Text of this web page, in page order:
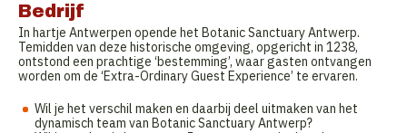
Bedrijf
In hartje Antwerpen opende het Botanic Sanctuary Antwerp.
Temidden van deze historische omgeving, opgericht in 1238,
ontstond een prachtige ‘bestemming’, waar gasten ontvangen
worden om de ‘Extra-Ordinary Guest Experience’ te ervaren.
Wil je het verschil maken en daarbij deel uitmaken van het
dynamisch team van Botanic Sanctuary Antwerp?